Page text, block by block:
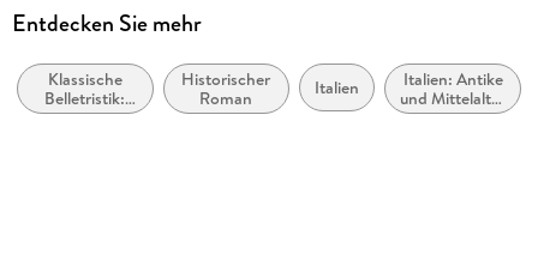
Autor/Autorin
Sprecher/Sprecherin
Sascha Rotermund
Entdecken Sie mehr
Klassische
Belletristik:
allgemein und
Historischer
Roman
Italien
Italien: Antike
und Mittelalter
(ca. 500 v.